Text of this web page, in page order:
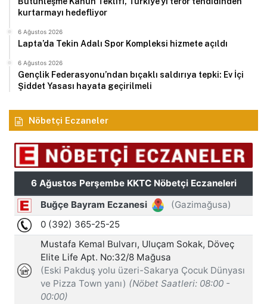
kurtarmayı hedefliyor
6 Ağustos 2026
Lapta’da Tekin Adalı Spor Kompleksi hizmete açıldı
6 Ağustos 2026
Gençlik Federasyonu’ndan bıçaklı saldırıya tepki: Ev İçi
Şiddet Yasası hayata geçirilmeli
Nöbetçi Eczaneler